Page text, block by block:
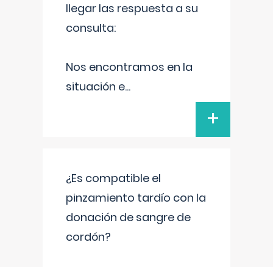
llegar las respuesta a su
consulta:
Nos encontramos en la
situación e...
+
¿Es compatible el
pinzamiento tardío con la
donación de sangre de
cordón?